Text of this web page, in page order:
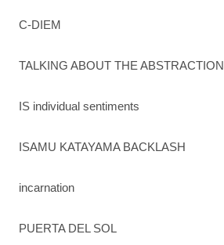
C-DIEM
TALKING ABOUT THE ABSTRACTION
IS individual sentiments
ISAMU KATAYAMA BACKLASH
incarnation
PUERTA DEL SOL